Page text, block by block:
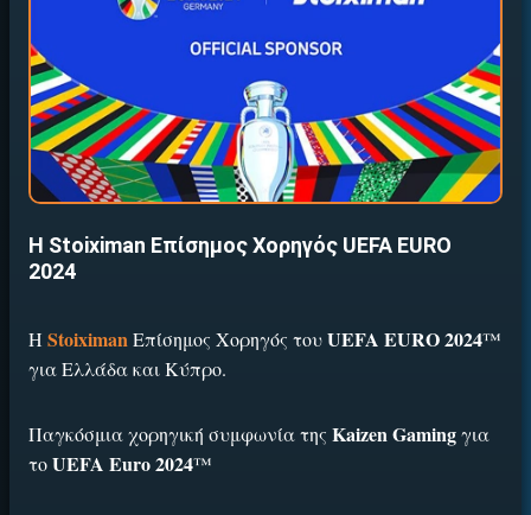
H Stoiximan Επίσημος Χορηγός UEFA EURO
2024
H StoiximanΕπίσημος Χορηγός τουUEFA EURO2024™
για Ελλάδα και Κύπρο.
Παγκόσμια χορηγική συμφωνία της Kaizen Gamingγια
τοUEFA Euro2024™